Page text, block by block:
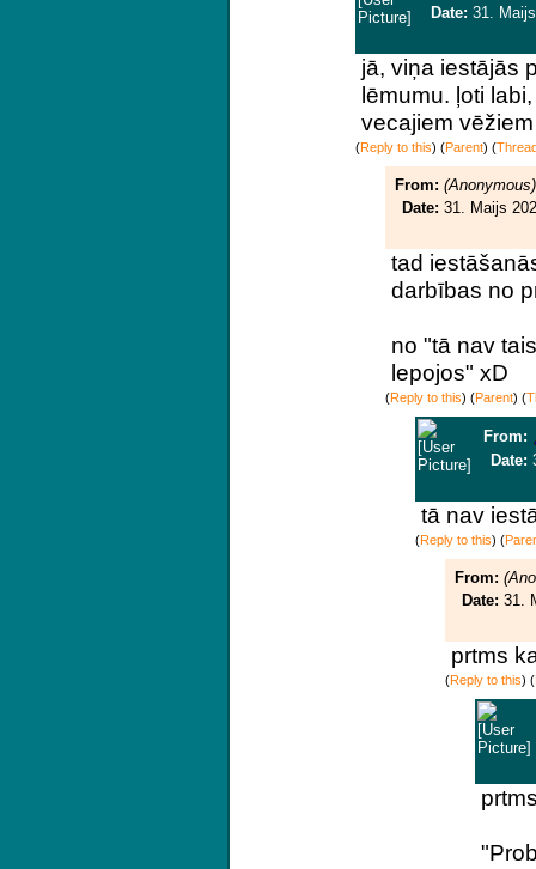
Date: 31.
jā, viņa iestājās
lēmumu. ļoti
vecajiem
(Reply to this) (Parent) (
From: (Anonymous)
Date: 31. Maijs
tad
darbības no
no "tā nav
lepojos" xD
(Reply to this) (Parent) (
From:
Date:
tā nav
(Reply to this) (
From:
Date: 31.
prtms
(Reply to this) (